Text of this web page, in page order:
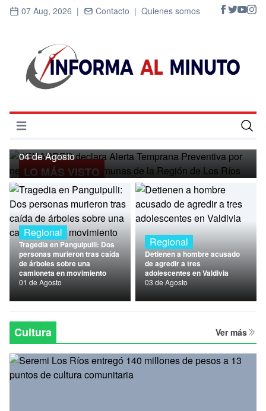
07 Aug, 2026 | Contacto | Quienes somos
Abrir menú
Inicio
Cultura
Deportes
Economía
Entrevistas
Nacional
Política
Regional
LO MÁS VISTO
Regional
SENAPRED declara Alerta Temprana
Preventiva por nevadas para ocho
04 de Agosto
Regional
Tragedia en Panguipulli: Dos
personas murieron tras caída
de árboles sobre una
camioneta en movimiento
01 de Agosto
Regional
Detienen a hombre acusado
de agredir a tres
adolescentes en Valdivia
03 de Agosto
Cultura Ver más